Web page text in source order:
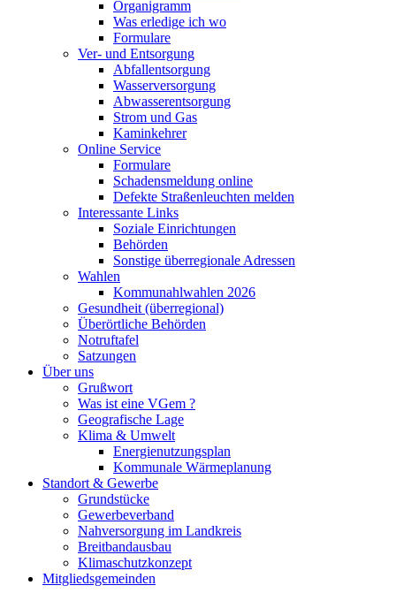
Organigramm
Was erledige ich wo
Formulare
Ver- und Entsorgung
Abfallentsorgung
Wasserversorgung
Abwasserentsorgung
Strom und Gas
Kaminkehrer
Online Service
Formulare
Schadensmeldung online
Defekte Straßenleuchten melden
Interessante Links
Soziale Einrichtungen
Behörden
Sonstige überregionale Adressen
Wahlen
Kommunahlwahlen 2026
Gesundheit (überregional)
Überörtliche Behörden
Notruftafel
Satzungen
Über uns
Grußwort
Was ist eine VGem ?
Geografische Lage
Klima & Umwelt
Energienutzungsplan
Kommunale Wärmeplanung
Standort & Gewerbe
Grundstücke
Gewerbeverband
Nahversorgung im Landkreis
Breitbandausbau
Klimaschutzkonzept
Mitgliedsgemeinden